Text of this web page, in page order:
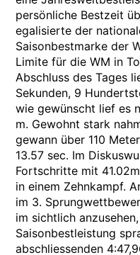
persönliche Bestzeit
egalisierte der
Saisonbestmarke der
Limite für die WM in
Abschluss des Tages
Sekunden, 9
wie gewünscht lief es
m. Gewohnt stark
gewann über 110
13.57 sec. Im
Fortschritte mit
in einem Zehnkampf.
im 3.
im sichtlich
Saisonbestleistung
abschliessenden